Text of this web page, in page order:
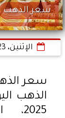
سعر الذهب
الإثنين، 23 يونيو 2025
سعر